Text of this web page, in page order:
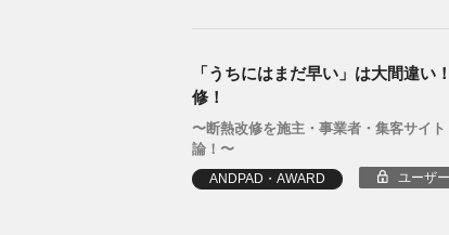
「うちにはまだ早い」は大間違い
修！
〜断熱改修を施主・事業者・集客サイ
論！〜
ANDPAD・AWARD ユーザ